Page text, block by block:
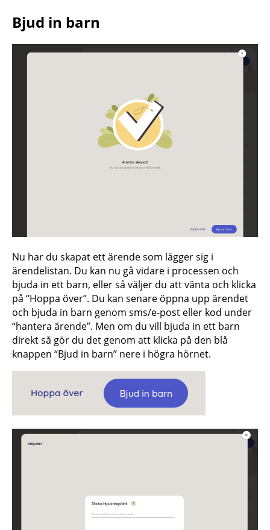
Bjud in barn
Nu har du skapat ett ärende som lägger sig i
ärendelistan. Du kan nu gå vidare i processen och
bjuda in ett barn, eller så väljer du att vänta och klicka
på “Hoppa över”. Du kan senare öppna upp ärendet
och bjuda in barn genom sms/e-post eller kod under
“hantera ärende”. Men om du vill bjuda in ett barn
direkt så gör du det genom att klicka på den blå
knappen “Bjud in barn” nere i högra hörnet.